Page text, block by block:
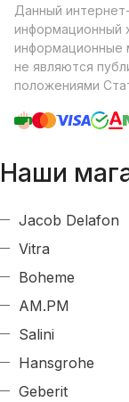
Данный
информационный
информационные
не являются
положениями
Наши
Jacob Delafon
Vitra
Boheme
AM.PM
Salini
Hansgrohe
Geberit